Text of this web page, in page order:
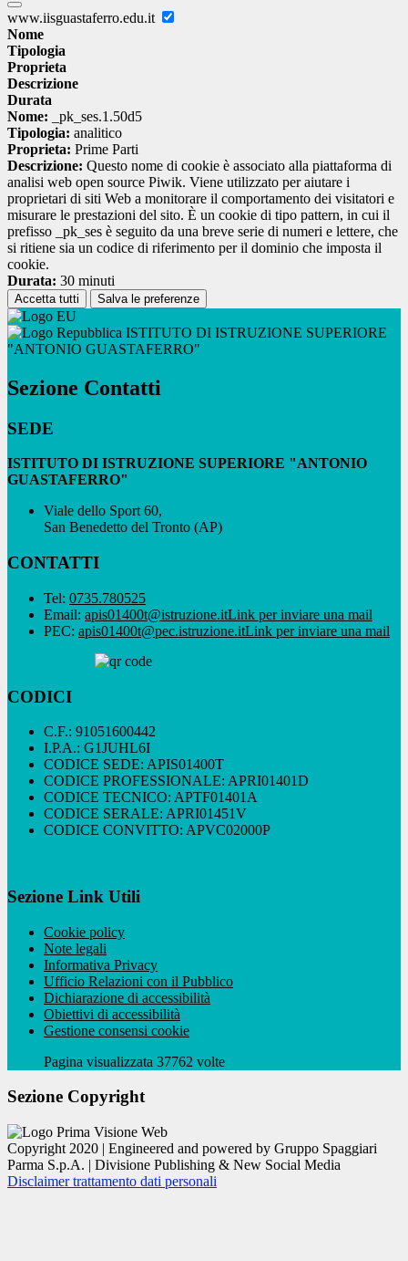
www.iisguastaferro.edu.it
Nome
Tipologia
Proprieta
Descrizione
Durata
Nome: _pk_ses.1.50d5
Tipologia: analitico
Proprieta: Prime Parti
Descrizione: Questo nome di cookie è associato alla piattaforma di
analisi web open source Piwik. Viene utilizzato per aiutare i
proprietari di siti Web a monitorare il comportamento dei visitatori e
misurare le prestazioni del sito. È un cookie di tipo pattern, in cui il
prefisso _pk_ses è seguito da una breve serie di numeri e lettere, che
si ritiene sia un codice di riferimento per il dominio che imposta il
cookie.
Durata: 30 minuti
Accetta tutti Salva le preferenze
ISTITUTO DI ISTRUZIONE SUPERIORE
"ANTONIO GUASTAFERRO"
Sezione Contatti
SEDE
ISTITUTO DI ISTRUZIONE SUPERIORE "ANTONIO
GUASTAFERRO"
Viale dello Sport 60,
San Benedetto del Tronto (AP)
CONTATTI
Tel: 0735.780525
Email: apis01400t@istruzione.itLink per inviare una mail
PEC: apis01400t@pec.istruzione.itLink per inviare una mail
CODICI
C.F.: 91051600442
I.P.A.: G1JUHL6I
CODICE SEDE: APIS01400T
CODICE PROFESSIONALE: APRI01401D
CODICE TECNICO: APTF01401A
CODICE SERALE: APRI01451V
CODICE CONVITTO: APVC02000P
Sezione Link Utili
Cookie policy
Note legali
Informativa Privacy
Ufficio Relazioni con il Pubblico
Dichiarazione di accessibilità
Obiettivi di accessibilità
Gestione consensi cookie
Pagina visualizzata 37762 volte
Sezione Copyright
Copyright 2020 | Engineered and powered by Gruppo Spaggiari
Parma S.p.A. | Divisione Publishing & New Social Media
Disclaimer trattamento dati personali